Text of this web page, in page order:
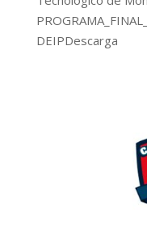
DEIPDescarga